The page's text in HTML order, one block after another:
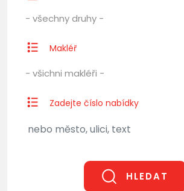
- všechny druhy -
Makléř
- všichni makléři -
Zadejte číslo nabídky
HLEDAT